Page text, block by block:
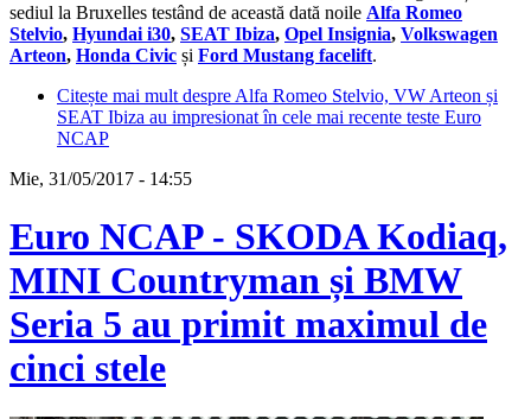
sediul la Bruxelles testând de această dată noile Alfa Romeo
Stelvio, Hyundai i30, SEAT Ibiza, Opel Insignia, Volkswagen
Arteon, Honda Civic și Ford Mustang facelift.
Citește mai mult despre Alfa Romeo Stelvio, VW Arteon și
SEAT Ibiza au impresionat în cele mai recente teste Euro
NCAP
Mie, 31/05/2017 - 14:55
Euro NCAP - SKODA Kodiaq,
MINI Countryman și BMW
Seria 5 au primit maximul de
cinci stele